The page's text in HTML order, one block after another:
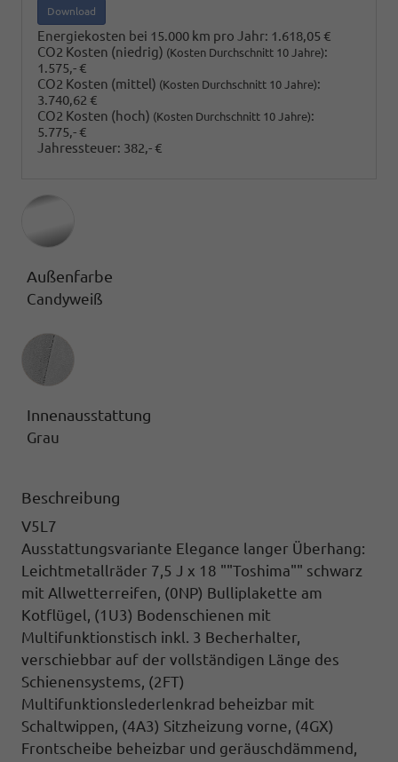
Download
Energiekosten bei 15.000 km pro Jahr: 1.618,05 €
CO2 Kosten (niedrig) (Kosten Durchschnitt 10 Jahre):
1.575,- €
CO2 Kosten (mittel) (Kosten Durchschnitt 10 Jahre):
3.740,62 €
CO2 Kosten (hoch) (Kosten Durchschnitt 10 Jahre):
5.775,- €
Jahressteuer: 382,- €
Außenfarbe
Candyweiß
Innenausstattung
Innenausstattung
Grau
Beschreibung
V5L7
Ausstattungsvariante Elegance langer Überhang:
Leichtmetallräder 7,5 J x 18 ""Toshima"" schwarz
mit Allwetterreifen, (0NP) Bulliplakette am
Kotflügel, (1U3) Bodenschienen mit
Multifunktionstisch inkl. 3 Becherhalter,
verschiebbar auf der vollständigen Länge des
Schienensystems, (2FT)
Multifunktionslederlenkrad beheizbar mit
Schaltwippen, (4A3) Sitzheizung vorne, (4GX)
Frontscheibe beheizbar und geräuschdämmend,